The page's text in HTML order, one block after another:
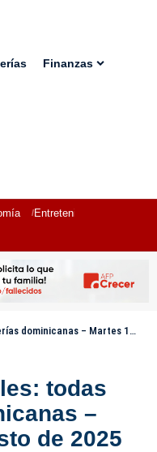
Finanzas
Entretenimiento
– Martes 12 de agosto de 2025
todas
–
de 2025